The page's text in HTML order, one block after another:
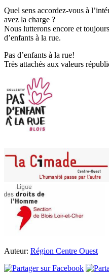
Quel sens accordez-vous à
avez la charge ?
Nous lutterons encore et
d’enfants à la rue.
Pas d’enfants à la rue!
Très attachés aux valeurs
Auteur: Région Centre Ouest